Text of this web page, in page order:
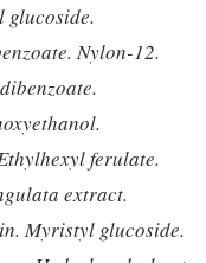
glucoside.
Nylon-12.
ferulate.
extract.
Myristyl glucoside.